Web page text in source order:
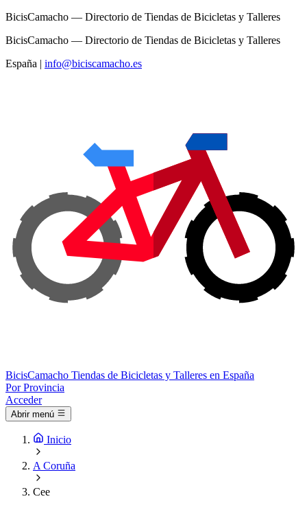
BicisCamacho — Directorio de Tiendas de Bicicletas y Talleres
BicisCamacho — Directorio de Tiendas de Bicicletas y Talleres
España | info@biciscamacho.es
BicisCamacho Tiendas de Bicicletas y Talleres en España
Por Provincia
Acceder
Abrir menú
Inicio
A Coruña
Cee